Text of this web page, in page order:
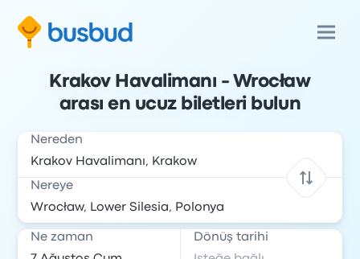
Krakov Havalimanı - Wrocław
arası en ucuz biletleri bulun
Nereden
Nereye
Ne zaman Dönüş tarihi